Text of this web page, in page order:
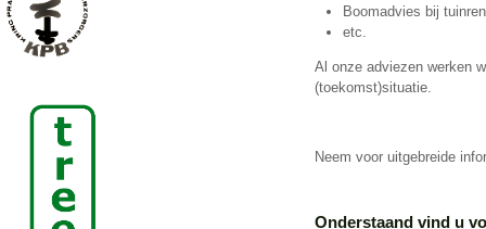
Boomadvies bij
etc.
Al onze adviezen werken
(toekomst)situatie.
Neem voor uitgebreide
Onderstaand vind u